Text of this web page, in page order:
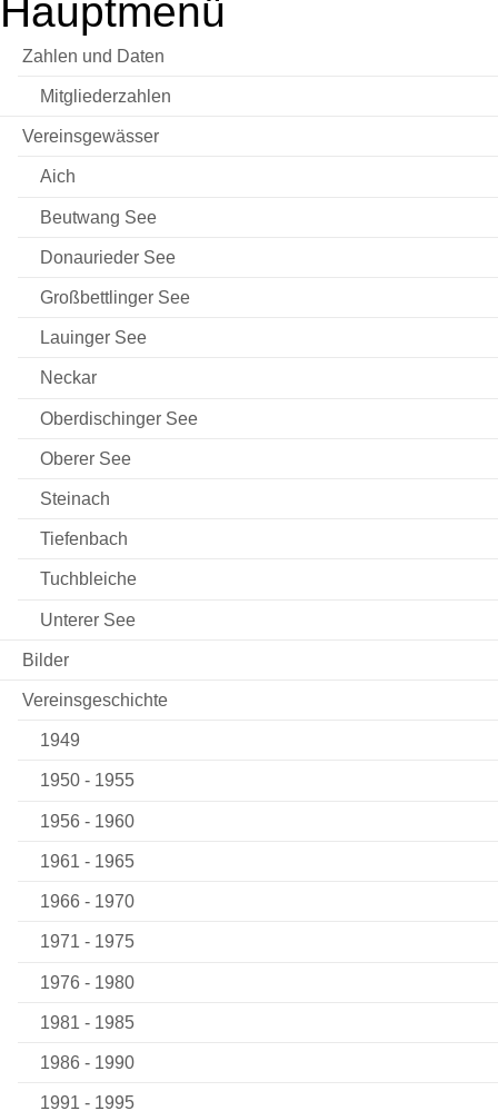
Hauptmenü
Zahlen und Daten
Mitgliederzahlen
Vereinsgewässer
Aich
Beutwang See
Donaurieder See
Großbettlinger See
Lauinger See
Neckar
Oberdischinger See
Oberer See
Steinach
Tiefenbach
Tuchbleiche
Unterer See
Bilder
Vereinsgeschichte
1949
1950 - 1955
1956 - 1960
1961 - 1965
1966 - 1970
1971 - 1975
1976 - 1980
1981 - 1985
1986 - 1990
1991 - 1995